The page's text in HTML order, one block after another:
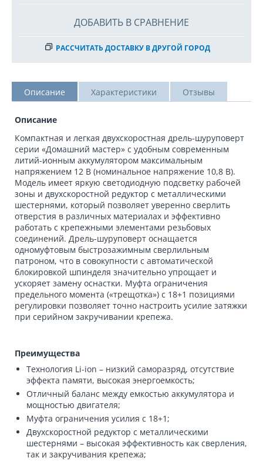
ДОБАВИТЬ В СРАВНЕНИЕ
РАССЧИТАТЬ ДОСТАВКУ В ДРУГОЙ ГОРОД
Описание Характеристики Отзывы
Описание
Компактная и легкая двухскоростная дрель-шуруповерт
серии «Домашний мастер» с удобным современным
литий-ионным аккумулятором максимальным
напряжением 12 В (номинальное напряжение 10,8 В).
Модель имеет яркую светодиодную подсветку рабочей
зоны и двухскоростной редуктор с металлическими
шестернями, который позволяет уверенно сверлить
отверстия в различных материалах и эффективно
работать с крепежными элементами резьбовых
соединений. Дрель-шуруповерт оснащается
одномуфтовым быстрозажимным сверлильным
патроном, что в совокупности с автоматической
блокировкой шпинделя значительно упрощает и
ускоряет замену оснастки. Муфта ограничения
предельного момента («трещотка») с 18+1 позициями
регулировки позволяет точно настроить усилие затяжки
при серийном закручивании крепежа.
Преимущества
Технология Li-ion – низкий саморазряд, отсутствие
эффекта памяти, высокая энергоемкость;
Отличный баланс между емкостью аккумулятора и
мощностью двигателя;
Муфта ограничения усилия с 18+1;
Двухскоростной редуктор с металлическими
шестернями – высокая эффективность как сверления,
так и закручивания крепежа;